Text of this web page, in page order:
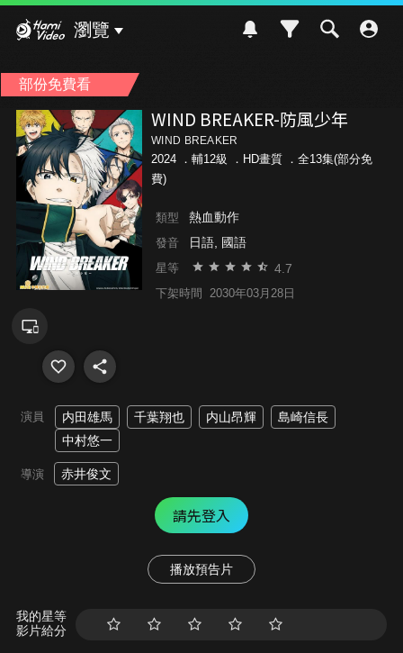
瀏覽
部份免費看
WIND BREAKER-防風少年
WIND BREAKER
2024 ． 輔12級
．HD畫質 ．全13集(部分免
費)
類型 熱血動作
發音 日語, 國語
星等 4.7
下架時間 2030年03月28日
演員 内田雄馬 千葉翔也 内山昂輝
島崎信長
中村悠一
導演 赤井俊文
請先登入
播放預告片
我的星等
影片給分